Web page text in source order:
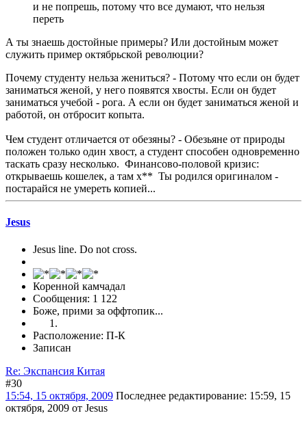
и не попрешь, потому что все думают, что нельзя
переть
А ты знаешь достойные примеры? Или достойным может
служить пример октябрьской революции?
Почему студенту нельза жениться? - Потому что если он будет
заниматься женой, у него появятся хвосты. Если он будет
заниматься учебой - рога. А если он будет заниматься женой и
работой, он отбросит копыта.
Чем студент отличается от обезяны? - Обезьяне от природы
положен только один хвост, а студент способен одновременно
таскать сразу несколько. Финансово-половой кризис:
открываешь кошелек, а там х** Ты родился оригиналом -
постарайся не умереть копией...
Jesus
Jesus line. Do not cross.
Коренной камчадал
Сообщения: 1 122
Боже, прими за оффтопик...
Расположение: П-К
Записан
Re: Экспансия Китая
#30
15:54, 15 октября, 2009 Последнее редактирование: 15:59, 15
октября, 2009 от Jesus